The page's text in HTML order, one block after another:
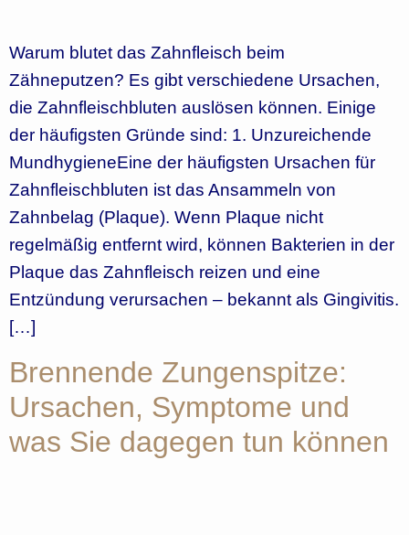
Warum blutet das Zahnfleisch beim
Zähneputzen? Es gibt verschiedene Ursachen,
die Zahnfleischbluten auslösen können. Einige
der häufigsten Gründe sind: 1. Unzureichende
MundhygieneEine der häufigsten Ursachen für
Zahnfleischbluten ist das Ansammeln von
Zahnbelag (Plaque). Wenn Plaque nicht
regelmäßig entfernt wird, können Bakterien in der
Plaque das Zahnfleisch reizen und eine
Entzündung verursachen – bekannt als Gingivitis.
[…]
Brennende Zungenspitze:
Ursachen, Symptome und
was Sie dagegen tun können